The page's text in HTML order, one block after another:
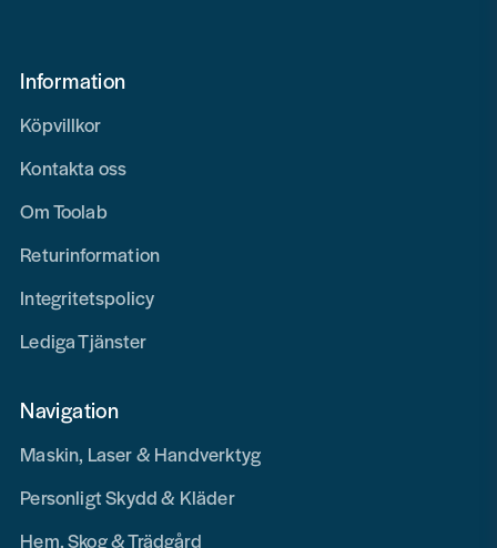
Information
Köpvillkor
Kontakta oss
Om Toolab
Returinformation
Integritetspolicy
Lediga Tjänster
Navigation
Maskin, Laser & Handverktyg
Personligt Skydd & Kläder
Hem, Skog & Trädgård